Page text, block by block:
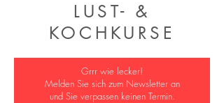
LUST- &
KOCHKURSE
Grrr wie lecker!
Melden Sie sich zum Newsletter an
und Sie verpassen keinen Termin.